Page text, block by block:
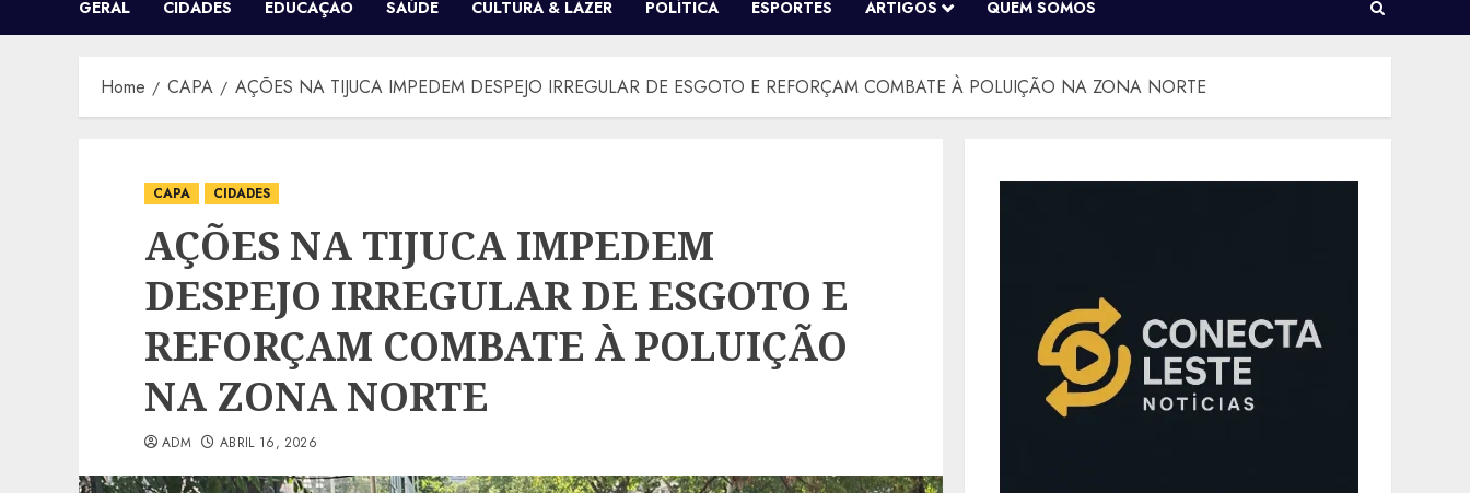
GERAL CIDADES EDUCAÇÃO SAÚDE CULTURA & LAZER POLÍTICA ESPORTES ARTIGOS QUEM SOMOS
Home CAPA AÇÕES NA TIJUCA IMPEDEM DESPEJO IRREGULAR DE ESGOTO E REFORÇAM COMBATE À POLUIÇÃO NA ZONA NORTE
CAPA CIDADES
AÇÕES NA TIJUCA IMPEDEM
DESPEJO IRREGULAR DE ESGOTO E
REFORÇAM COMBATE À POLUIÇÃO
NA ZONA NORTE
ADM ABRIL 16, 2026